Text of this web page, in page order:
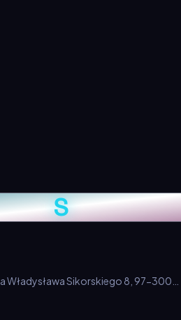
S
Władysława Sikorskiego 8, 97-300